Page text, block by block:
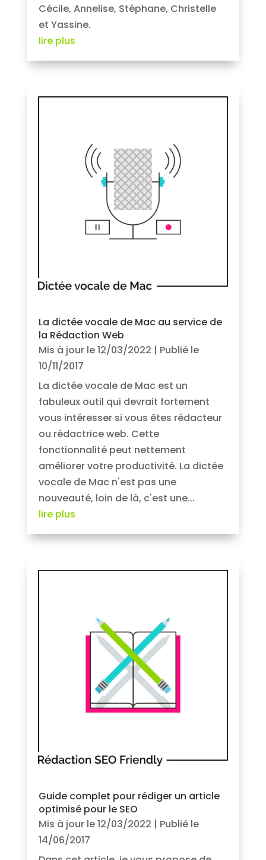
Cécile, Annelise, Stéphane, Christelle
et Yassine.
lire plus
La dictée vocale de Mac au service de
la Rédaction Web
Mis à jour le 12/03/2022 | Publié le
10/11/2017
La dictée vocale de Mac est un
fabuleux outil qui devrait fortement
vous intéresser si vous êtes rédacteur
ou rédactrice web. Cette
fonctionnalité peut nettement
améliorer votre productivité. La dictée
vocale de Mac n'est pas une
nouveauté, loin de là, c'est une...
lire plus
Guide complet pour rédiger un article
optimisé pour le SEO
Mis à jour le 12/03/2022 | Publié le
14/06/2017